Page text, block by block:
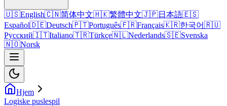
🇺🇸English🇨🇳简体中文🇭🇰繁體中文🇯🇵日本語🇪🇸
Español🇩🇪Deutsch🇵🇹Português🇫🇷Français🇰🇷한국어🇷🇺
Русский🇮🇹Italiano🇹🇷Türkçe🇳🇱Nederlands🇸🇪Svenska
🇳🇴Norsk
Hjem
Logiske puslespil